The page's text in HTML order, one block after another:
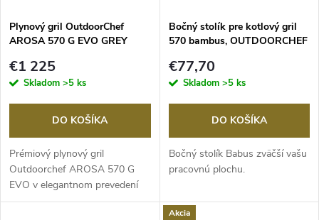
e
p
r
o
d
s
p
r
d
u
Plynový gril OutdoorChef
AROSA 570 G EVO GREY
€1 225
Skladom >5 ks
DO KOŠÍKA
Prémiový plynový gril
Outdoorchef AROSA 570 G
EVO v elegantnom prevedení
Grey Steel spája guľovú...
Bočný stolík pre kotlový gril
570 bambus, OUTDOORCHEF
€77,70
Skladom >5 ks
DO KOŠÍKA
Bočný stolík Babus zväčší vašu
pracovnú plochu.
Akcia